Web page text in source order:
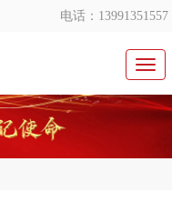
电话：13991351557
切
换
导
航